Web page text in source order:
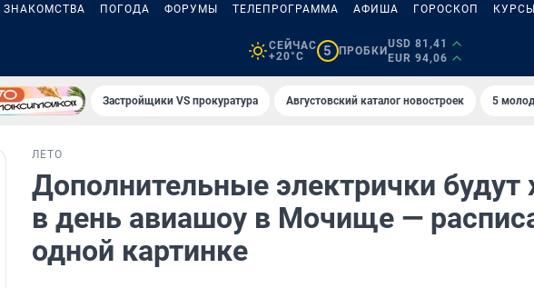
ЗНАКОМСТВА ПОГОДА ФОРУМЫ ТЕЛЕПРОГРАММА АФИША ГОРОСКОП
СЕЙЧАС
+20°C
5 ПРОБКИ
USD 81,41
EUR 94,06
Застройщики VS прокуратура Августовский каталог новостроек 5
ЛЕТО
Дополнительные электрички будут
в день авиашоу в Мочище —
одной картинке